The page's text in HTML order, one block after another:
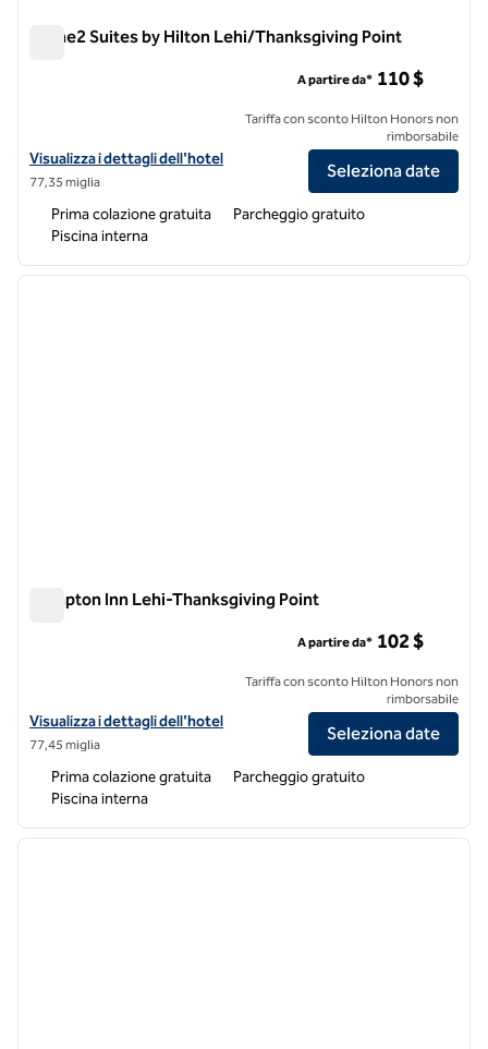
Home2 Suites by Hilton Lehi/Thanksgiving Point
Visualizza i dettagli dell'hotel Home2 Suites by Hilton Lehi/
Visualizza i dettagli dell'hotel
77,35 miglia
A partire da* 110 $
Tariffa con sconto Hilton Honors non
rimborsabile
Seleziona date
Prima colazione gratuita
Parcheggio gratuito
Piscina interna
1 di 12
Hampton Inn Lehi-Thanksgiving Point
Visualizza i dettagli dell'hotel Hampton Inn Lehi-Thanksgiving Point
Visualizza i dettagli dell'hotel
77,45 miglia
A partire da* 102 $
Tariffa con sconto Hilton Honors non
rimborsabile
Seleziona date
Prima colazione gratuita
Parcheggio gratuito
Piscina interna
1 di 12